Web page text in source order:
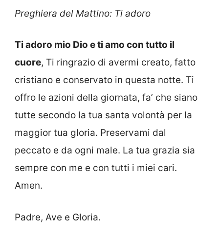
Preghiera del Mattino: Ti adoro
Ti adoro mio Dio e ti amo con tutto il
cuore, Ti ringrazio di avermi creato, fatto
cristiano e conservato in questa notte. Ti
offro le azioni della giornata, fa’ che siano
tutte secondo la tua santa volontà per la
maggior tua gloria. Preservami dal
peccato e da ogni male. La tua grazia sia
sempre con me e con tutti i miei cari.
Amen.
Padre, Ave e Gloria.